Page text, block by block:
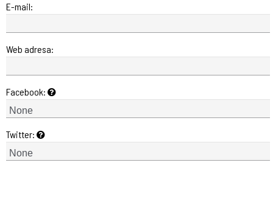
E-mail:
Web adresa:
Facebook:
Twitter: